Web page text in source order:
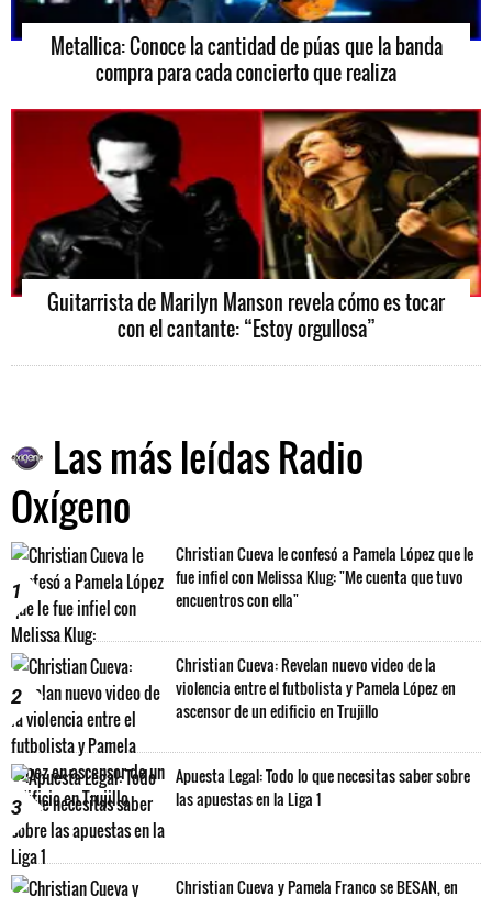
Metallica: Conoce la cantidad de púas que la banda
compra para cada concierto que realiza
Guitarrista de Marilyn Manson revela cómo es tocar
con el cantante: “Estoy orgullosa”
Las más leídas Radio
Oxígeno
1
Christian Cueva le confesó a Pamela López que le
fue infiel con Melissa Klug: "Me cuenta que tuvo
encuentros con ella"
2
Christian Cueva: Revelan nuevo video de la
violencia entre el futbolista y Pamela López en
ascensor de un edificio en Trujillo
3
Apuesta Legal: Todo lo que necesitas saber sobre
las apuestas en la Liga 1
Christian Cueva y Pamela Franco se BESAN, en